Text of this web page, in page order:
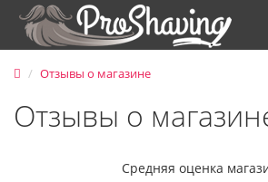
Отзывы о магазине
Отзывы о
Средняя оценка